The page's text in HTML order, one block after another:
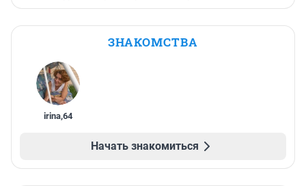
ЗНАКОМСТВА
irina,64
Начать знакомиться